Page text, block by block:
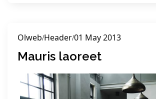
Mauris laoreet
Olweb Header01 May 2013